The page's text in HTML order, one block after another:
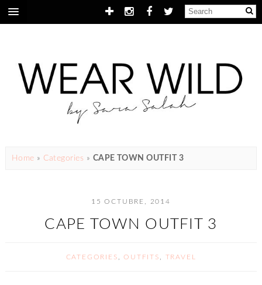
Home » Categories » CAPE TOWN OUTFIT 3
15 OCTUBRE, 2014
CAPE TOWN OUTFIT 3
CATEGORIES ,OUTFITS TRAVEL